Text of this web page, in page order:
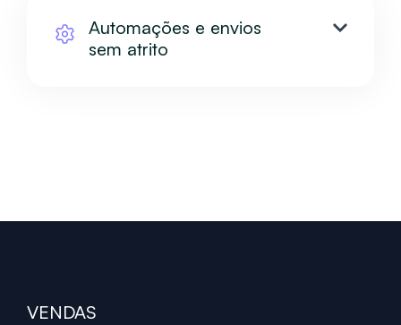
Automações e envios
sem atrito
VENDAS